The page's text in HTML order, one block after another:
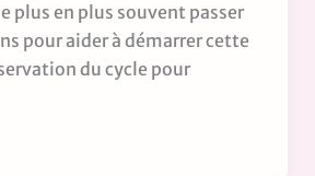
plus en plus souvent passer
pour aider à démarrer cette
du cycle pour